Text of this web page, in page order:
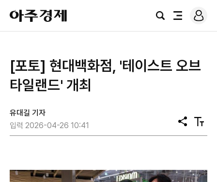
아
주
경
검
전
로
그
[포토] 현대백화점, '테이스트 오브
타일랜드' 개최
유대길 기자
입력 2026-04-26 10:41
공
유
텍
스